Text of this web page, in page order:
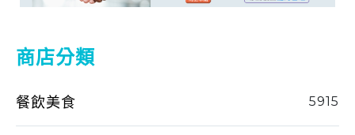
商店分類
餐飲美食 5915